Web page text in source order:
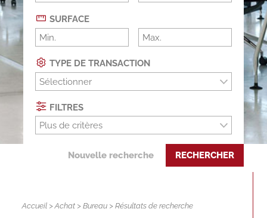
SURFACE
TYPE DE TRANSACTION
Sélectionner
FILTRES
Plus de critères
Nouvelle recherche RECHERCHER
Accueil >Achat >Bureau > Résultats de recherche